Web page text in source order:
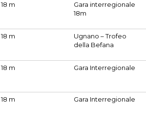
18 m
Gara interregionale
18m
18 m
Ugnano – Trofeo
della Befana
18 m Gara Interregionale
18 m Gara Interregionale